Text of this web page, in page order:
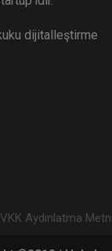
dijitalleştirme
Aydınlatma Metni